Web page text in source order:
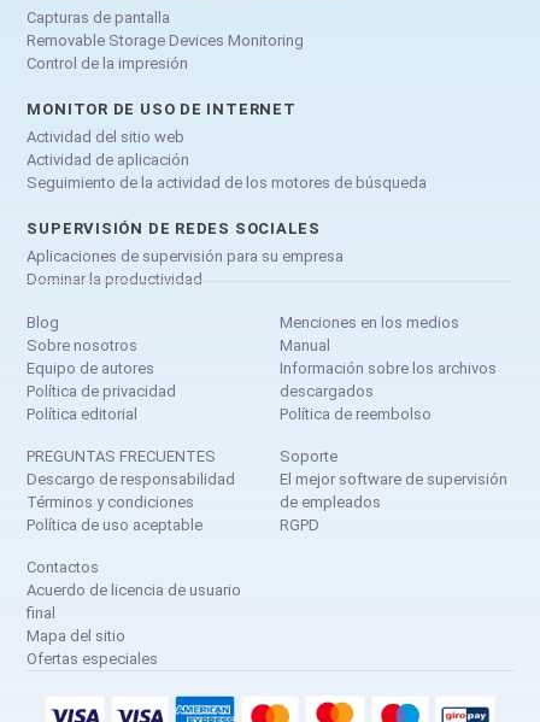
Capturas de pantalla
Removable Storage Devices Monitoring
Control de la impresión
MONITOR DE USO DE INTERNET
Actividad del sitio web
Actividad de aplicación
Seguimiento de la actividad de los motores de búsqueda
SUPERVISIÓN DE REDES SOCIALES
Aplicaciones de supervisión para su empresa
Dominar la productividad
Blog
Sobre nosotros
Equipo de autores
Política de privacidad
Política editorial
Menciones en los medios
Manual
Información sobre los archivos
descargados
Política de reembolso
PREGUNTAS FRECUENTES
Descargo de responsabilidad
Términos y condiciones
Política de uso aceptable
Soporte
El mejor software de supervisión
de empleados
RGPD
Contactos
Acuerdo de licencia de usuario
final
Mapa del sitio
Ofertas especiales